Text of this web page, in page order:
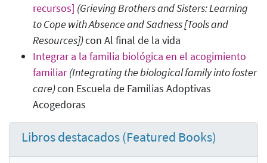
recursos] (Grieving Brothers and Sisters: Learning
to Cope with Absence and Sadness [Tools and
Resources])con Al final de la vida
Integrar a la familia biológica en el acogimiento
familiar (Integrating the biological family into foster
care)con Escuela de Familias Adoptivas
Acogedoras
Libros destacados (Featured Books)